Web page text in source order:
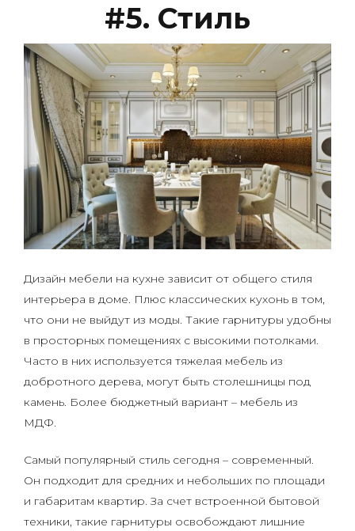
#5. Стиль
Дизайн мебели на кухне зависит от общего стиля
интерьера в доме. Плюс классических кухонь в том,
что они не выйдут из моды. Такие гарнитуры удобны
в просторных помещениях с высокими потолками.
Часто в них используется тяжелая мебель из
добротного дерева, могут быть столешницы под
камень. Более бюджетный вариант – мебель из
МДФ.
Самый популярный стиль сегодня – современный.
Он подходит для средних и небольших по площади
и габаритам квартир. За счет встроенной бытовой
техники, такие гарнитуры освобождают лишние